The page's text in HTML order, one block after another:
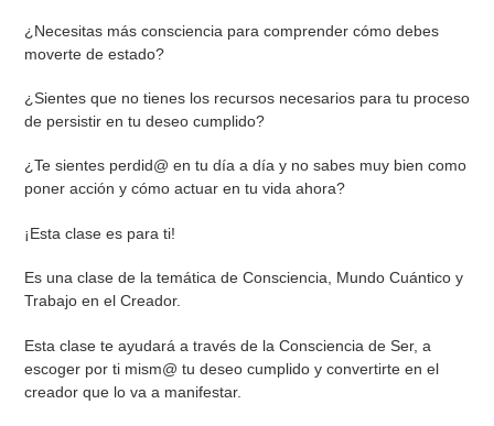
¿Necesitas más consciencia para comprender cómo debes
moverte de estado?
¿Sientes que no tienes los recursos necesarios para tu proceso
de persistir en tu deseo cumplido?
¿Te sientes perdid@ en tu día a día y no sabes muy bien como
poner acción y cómo actuar en tu vida ahora?
¡Esta clase es para ti!
Es una clase de la temática de Consciencia, Mundo Cuántico y
Trabajo en el Creador.
Esta clase te ayudará a través de la Consciencia de Ser, a
escoger por ti mism@ tu deseo cumplido y convertirte en el
creador que lo va a manifestar.